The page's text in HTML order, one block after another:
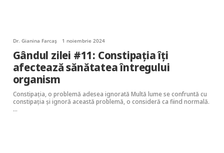
Dr. Gianina Farcaș 1 noiembrie 2024
Gândul zilei #11: Constipația îți
afectează sănătatea întregului
organism
Constipația, o problemă adesea ignorată Multă lume se confruntă cu
constipația și ignoră această problemă, o consideră ca fiind normală.
…